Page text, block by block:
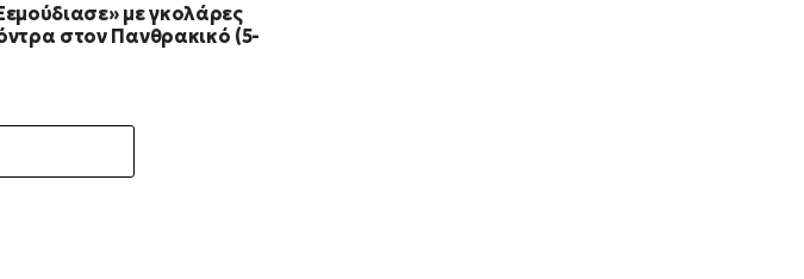
με γκολάρες
στον Πανθρακικό (5-